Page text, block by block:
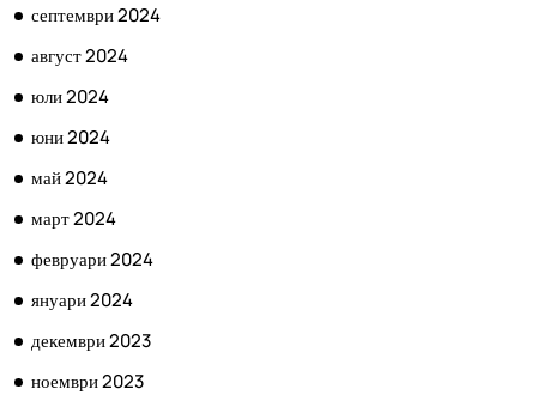
септември 2024
август 2024
юли 2024
юни 2024
май 2024
март 2024
февруари 2024
януари 2024
декември 2023
ноември 2023